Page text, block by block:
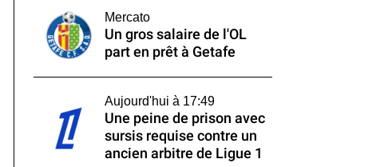
Mercato
Un gros salaire de l'OL
part en prêt à Getafe
Aujourd'hui à 17:49
Une peine de prison avec
sursis requise contre un
ancien arbitre de Ligue 1